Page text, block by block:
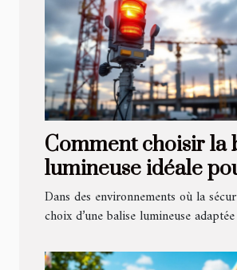
Comment choisir la
lumineuse idéale
à risque ?
Dans des environnements où la
choix d’une balise lumineuse adaptée